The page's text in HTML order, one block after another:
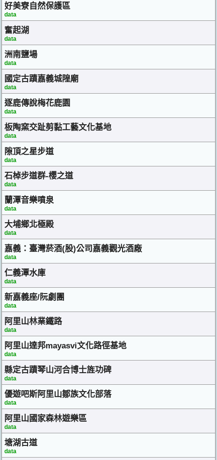
好美寮自然保護區
data
奮起湖
data
洲南鹽場
data
國定古蹟嘉義城隍廟
data
逐鹿傳說梅花鹿園
data
板陶窯交趾剪黏工藝文化基地
data
隙頂之星步道
data
石棹步道群-櫻之道
data
蘭潭音樂噴泉
data
大埔鄉北極殿
data
嘉義：臺灣菸酒(股)公司嘉義觀光酒廠
data
仁義潭水庫
data
新嘉義座/阮劇團
data
阿里山林業鐵路
data
阿里山達邦mayasvi文化路徑基地
data
縣定古蹟琴山河合博士旌功碑
data
優遊吧斯阿里山鄒族文化部落
data
阿里山國家森林遊樂區
data
塘湖古道
data